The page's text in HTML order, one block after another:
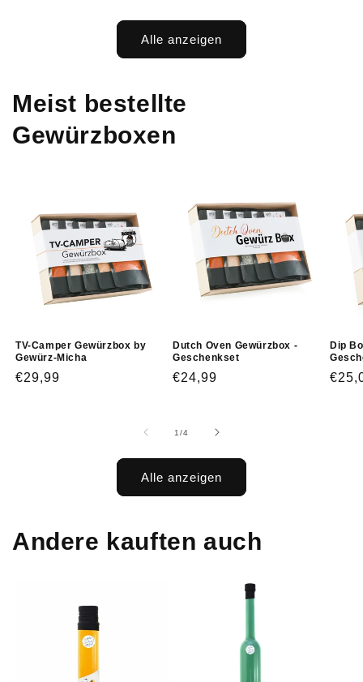
Alle anzeigen
Meist bestellte
Gewürzboxen
TV-Camper Gewürzbox by
Gewürz-Micha
Normaler
€29,99
Dutch Oven Gewürzbox -
Geschenkset
Normaler
€24,99
Dip
1/von
4
Alle anzeigen
Andere kauften auch